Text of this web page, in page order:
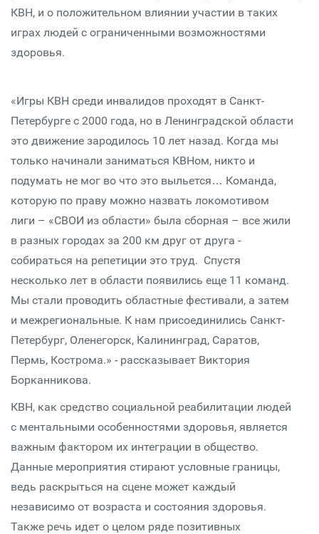
КВН, и о положительном влиянии участии в таких
играх людей с ограниченными возможностями
здоровья.
«Игры КВН среди инвалидов проходят в Санкт-
Петербурге с 2000 года, но в Ленинградской области
это движение зародилось 10 лет назад. Когда мы
только начинали заниматься КВНом, никто и
подумать не мог во что это выльется… Команда,
которую по праву можно назвать локомотивом
лиги – «СВОИ из области» была сборная – все жили
в разных городах за 200 км друг от друга -
собираться на репетиции это труд. Спустя
несколько лет в области появились еще 11 команд.
Мы стали проводить областные фестивали, а затем
и межрегиональные. К нам присоединились Санкт-
Петербург, Оленегорск, Калининград, Саратов,
Пермь, Кострома.» - рассказывает Виктория
Борканникова.
КВН, как средство социальной реабилитации людей
с ментальными особенностями здоровья, является
важным фактором их интеграции в общество.
Данные мероприятия стирают условные границы,
ведь раскрыться на сцене может каждый
независимо от возраста и состояния здоровья.
Также речь идет о целом ряде позитивных